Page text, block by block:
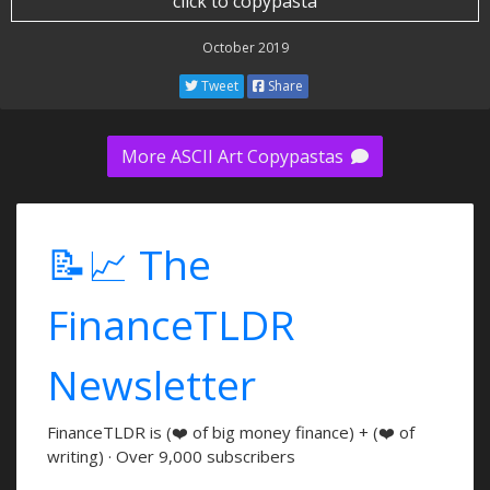
October 2019
Tweet Share
More ASCII Art Copypastas
📝📈 The
FinanceTLDR
Newsletter
FinanceTLDR is (❤️ of big money finance) + (❤️ of
writing) · Over 9,000 subscribers